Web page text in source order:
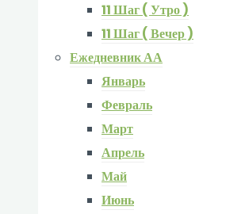
11 Шаг ( Утро )
11 Шаг ( Вечер )
Ежедневник АА
Январь
Февраль
Март
Апрель
Май
Июнь